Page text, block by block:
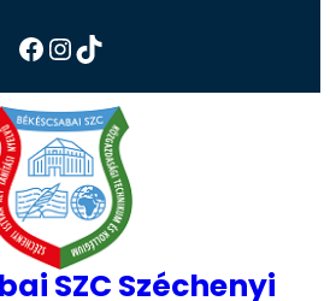
SZC Széchenyi